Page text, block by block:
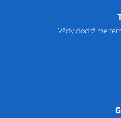
Vždy dodržíme